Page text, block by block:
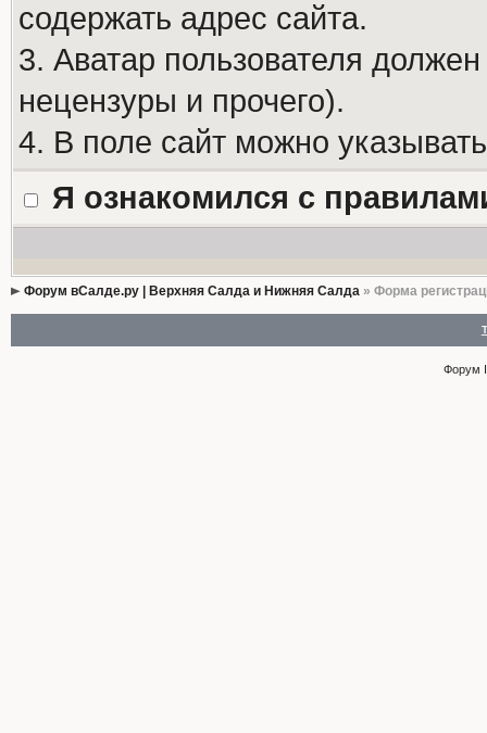
содержать адрес сайта.
3. Аватар пользователя
нецензуры и прочего).
4. В поле сайт можно
Я ознакомился с
Форум вСалде.ру | Верхняя Салда и Нижняя Салда» Форма
Форум